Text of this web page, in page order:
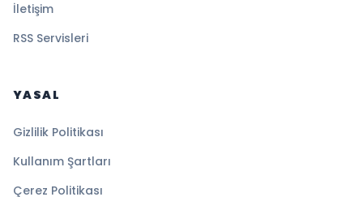
İletişim
RSS Servisleri
YASAL
Gizlilik Politikası
Kullanım Şartları
Çerez Politikası